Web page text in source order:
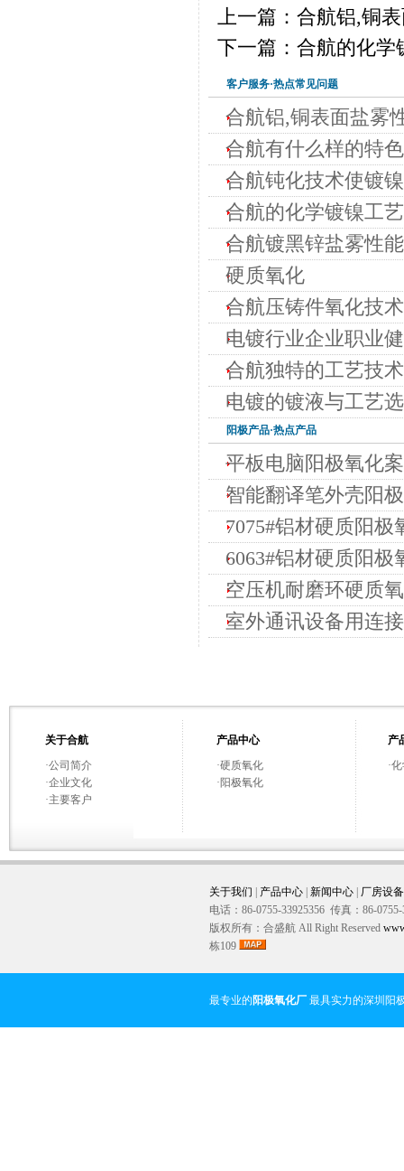
上一篇：合航铝,铜
下一篇：合航的化学
客户服务·热点常见问题
合航铝,铜表面盐雾
合航有什么样的特色
合航钝化技术使镀
合航的化学镀镍工
合航镀黑锌盐雾性
硬质氧化
合航压铸件氧化技
电镀行业企业职业
合航独特的工艺技
电镀的镀液与工艺
阳极产品·热点产品
平板电脑阳极氧化
智能翻译笔外壳阳
7075#铝材硬质阳极
6063#铝材硬质阳极
空压机耐磨环硬质
室外通讯设备用连
关于合航
·公司简介
·企业文化
·主要客户
产品中心
·硬质氧化
·阳极氧化
产
·
关于我们 | 产品中心 | 新闻中心 | 厂房设备
电话：86-0755-33925356 传真：86-
版权所有：合盛航 All Right Reserved
栋109
最专业的阳极氧化厂 最具实力的深圳阳